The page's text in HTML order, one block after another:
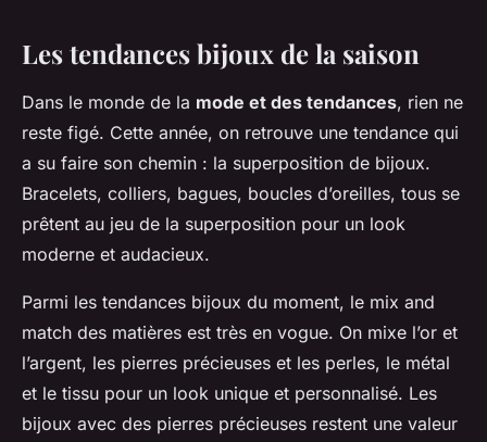
Les tendances bijoux de la saison
Dans le monde de la mode et des tendances, rien ne
reste figé. Cette année, on retrouve une tendance qui
a su faire son chemin : la superposition de bijoux.
Bracelets, colliers, bagues, boucles d’oreilles, tous se
prêtent au jeu de la superposition pour un look
moderne et audacieux.
Parmi les tendances bijoux du moment, le mix and
match des matières est très en vogue. On mixe l’or et
l’argent, les pierres précieuses et les perles, le métal
et le tissu pour un look unique et personnalisé. Les
bijoux avec des pierres précieuses restent une valeur